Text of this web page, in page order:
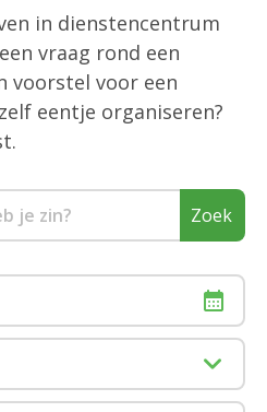
in dienstencentrum
vraag rond een
voorstel voor een
eentje organiseren?
Zoek